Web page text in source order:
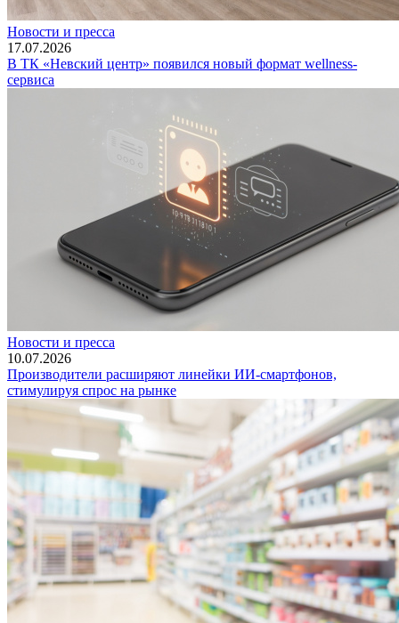
Новости и пресса
17.07.2026
В ТК «Невский центр» появился новый формат wellness-
сервиса
Новости и пресса
10.07.2026
Производители расширяют линейки ИИ-смартфонов,
стимулируя спрос на рынке